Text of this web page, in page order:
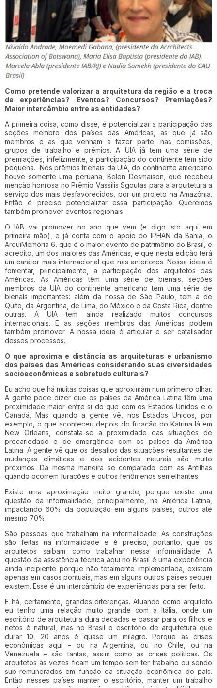
Como pretende valorizar a arquitetura da região e a troca
de experiências? Eventos? Concursos? Premiações?
Maior intercâmbio entre as entidades?
A primeira coisa, como disse, é potencializar a participação das
seções membro dos países das Américas, as que já são
membros e as que venham a fazer parte, nas comissões,
grupos de trabalho e prêmios. A UIA já tem uma série de
premiações, infelizmente, a participação do continente tem sido
pequena. Nos prêmios trienais da UIA, do continente americano
houve somente uma peruana, Belen Desmaison, que recebeu
menção honrosa no Prêmio Vassilis Sgoutas para a arquitetura a
serviço dos mais desfavorecidos, por um projeto na Amazônia.
Então é preciso potencializar essa participação. Queremos
também promover eventos regionais.
O IAB vai promover no ano que vem (e digo isto aqui em
primeira mão), e já conta com o apoio do IPHAN da Bahia, o
ArquiMemória 6, que é o maior evento de patrimônio do Brasil, e
acredito, um dos maiores das Américas, e que nesta edição terá
um caráter mais internacional que nas anteriores. Nossa ideia é
fomentar, principalmente, a participação dos arquitetos das
Américas. As Américas têm uma série de bienais, seções
membros da UIA do continente americano tem uma série de
bienais importantes: além da nossa de São Paulo, tem a de
Quito, da Argentina, de Lima, do México e da Costa Rica, dentre
outras. A UIA tem ainda realizado muitos concursos
internacionais. E as seções membros das Américas podem
também promover. A nossa ideia é articular e ser catalisador
desses processos.
O que aproxima e distância as arquiteturas e urbanismo
dos países das Américas considerando suas diversidades
socioeconômicas e sobretudo culturais?
Eu acho que há muitas coisas que aproximam num primeiro olhar.
A gente pode dizer que os países da América Latina têm uma
proximidade maior entre si do que com os Estados Unidos e o
Canadá. Mas quando a gente vê, nos Estados Unidos, por
exemplo, o que aconteceu depois do furacão do Katrina lá em
New Orleans, constata-se a proximidade das situações de
precariedade e de emergência com os países da América
Latina. A gente vê que os desafios das situações resultantes de
mudanças climáticas e dos acidentes naturais são muito
próximos. Da mesma maneira se comparado com as Antilhas
quando ocorrem furacões e outros fenômenos semelhantes.
Existe uma aproximação muito grande, porque existe uma
questão da informalidade, principalmente, na América Latina,
impactando 60% da população em alguns países, outros até
mesmo 70%.
São pessoas que trabalham na informalidade. As construções
são feitas na informalidade e é preciso, portanto, que os
arquitetos saibam como trabalhar nessa informalidade. A
questão da assistência técnica aqui no Brasil é uma experiência
ainda incipiente porque não totalmente implementada, existem
apenas em casos pontuais, mas em alguns outros países sequer
existem. Esse é um intercâmbio de experiências para ser feito.
E há, certamente, grandes diferenças. Atuando como arquiteto
eu tenho uma relação muito grande com a Itália, onde um
escritório de arquitetura dura décadas e passar para os filhos e
netos é natural, mas no Brasil o escritório de arquitetura que
durar 10, 20 anos é quase um milagre. Porque as crises
econômicas aqui – ou na Argentina, ou no Chile, ou na
Venezuela – são tantas, assim como as crises políticas. Os
arquitetos às vezes ficam um tempo sem ter trabalho ou sendo
sub-remunerados em função da situação econômica do país.
Então nesses países manter o escritório, manter um trabalho